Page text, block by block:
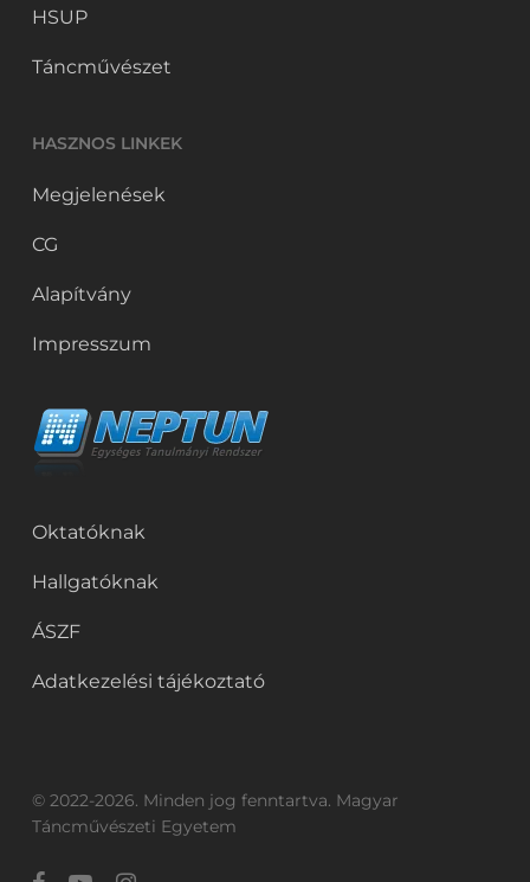
HSUP
Táncművészet
HASZNOS LINKEK
Megjelenések
CG
Alapítvány
Impresszum
Oktatóknak
Hallgatóknak
ÁSZF
Adatkezelési tájékoztató
© 2022-2026. Minden jog fenntartva. Magyar
Táncművészeti Egyetem